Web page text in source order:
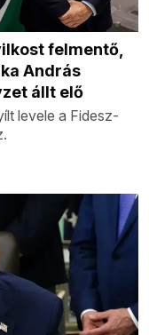
felmentő,
András
állt elő
levele a Fidesz-